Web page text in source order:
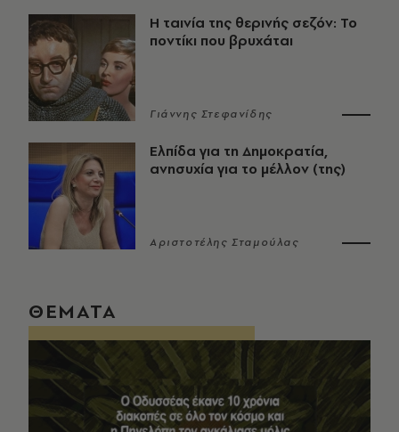
Η ταινία της θερινής σεζόν: Το
ποντίκι που βρυχάται
Γιάννης Στεφανίδης
Ελπίδα για τη Δημοκρατία,
ανησυχία για το μέλλον (της)
Αριστοτέλης Σταμούλας
ΘΕΜΑΤΑ